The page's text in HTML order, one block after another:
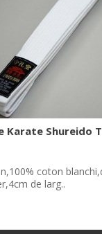
Karate Shureido
coton
de larg..